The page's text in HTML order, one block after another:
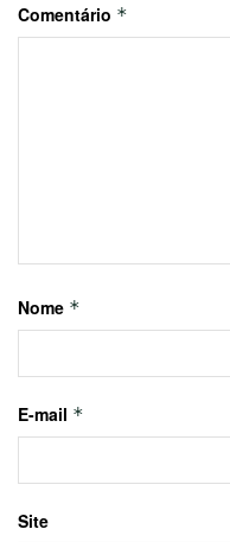
Comentário *
Nome *
E-mail *
Site